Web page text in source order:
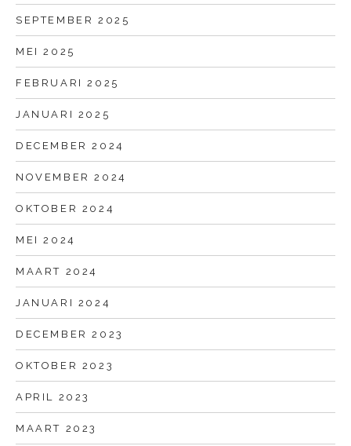
SEPTEMBER 2025
MEI 2025
FEBRUARI 2025
JANUARI 2025
DECEMBER 2024
NOVEMBER 2024
OKTOBER 2024
MEI 2024
MAART 2024
JANUARI 2024
DECEMBER 2023
OKTOBER 2023
APRIL 2023
MAART 2023